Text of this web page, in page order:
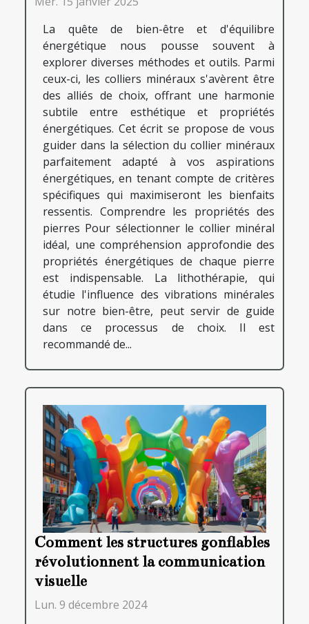
La quête de bien-être et d'équilibre
énergétique nous pousse souvent à
explorer diverses méthodes et outils. Parmi
ceux-ci, les colliers minéraux s'avèrent être
des alliés de choix, offrant une harmonie
subtile entre esthétique et propriétés
énergétiques. Cet écrit se propose de vous
guider dans la sélection du collier minéraux
parfaitement adapté à vos aspirations
énergétiques, en tenant compte de critères
spécifiques qui maximiseront les bienfaits
ressentis. Comprendre les propriétés des
pierres Pour sélectionner le collier minéral
idéal, une compréhension approfondie des
propriétés énergétiques de chaque pierre
est indispensable. La lithothérapie, qui
étudie l'influence des vibrations minérales
sur notre bien-être, peut servir de guide
dans ce processus de choix. Il est
recommandé de...
Comment les structures gonflables
révolutionnent la communication
visuelle
Lun. 9 décembre 2024